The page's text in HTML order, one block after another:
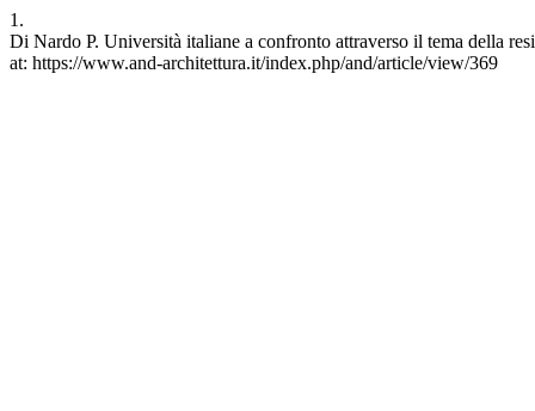
1.
Di Nardo P. Università italiane a confronto attraverso il tema della
at: https://www.and-architettura.it/index.php/and/article/view/369